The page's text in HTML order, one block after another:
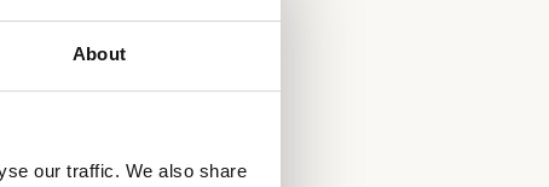
About
our traffic. We also share